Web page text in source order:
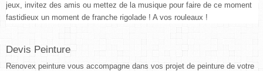
jeux, invitez des amis ou mettez de la musique pour faire de ce moment
fastidieux un moment de franche rigolade ! A vos rouleaux !
Devis Peinture
Renovex peinture vous accompagne dans vos projet de peinture de votre